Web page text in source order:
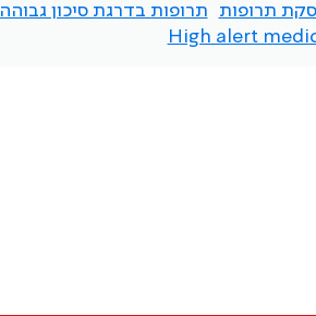
תרופות תרופות בדרגת סיכון גבוהה
High alert